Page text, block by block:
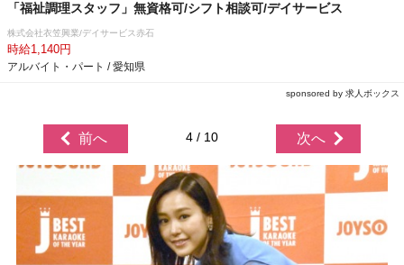
「福祉調理スタッフ」無資格可/シフト相談可/デイサービス
株式会社衣笠興業/デイサービス赤石
時給1,140円
アルバイト・パート / 愛知県
sponsored by 求人ボックス
前へ 4 / 10 次へ